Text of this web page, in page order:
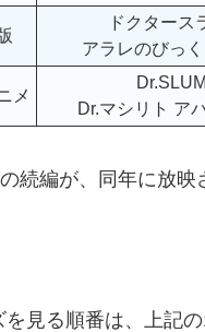
ドクタース
アラレのびっ
メ
Dr.マシリト ア
続編が、同年に放映
見る順番は、上記